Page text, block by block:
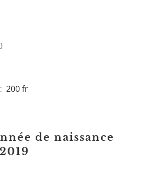
200 fr
de naissance